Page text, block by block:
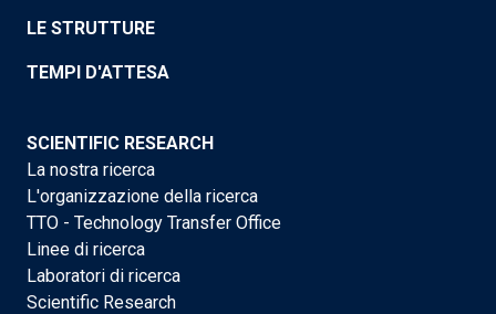
LE STRUTTURE
TEMPI D'ATTESA
SCIENTIFIC RESEARCH
La nostra ricerca
L'organizzazione della ricerca
TTO - Technology Transfer Office
Linee di ricerca
Laboratori di ricerca
Scientific Research